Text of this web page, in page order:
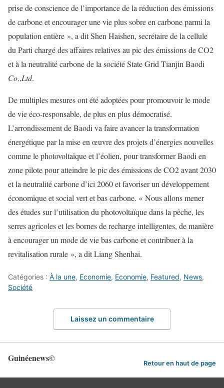
prise de conscience de l’importance de la réduction des émissions
de carbone et encourager une vie plus sobre en carbone parmi la
population entière », a dit Shen Haishen, secrétaire de la cellule
du Parti chargé des affaires relatives au pic des émissions de CO2
et à la neutralité carbone de la société State Grid Tianjin Baodi
Co.,Ltd.
De multiples mesures ont été adoptées pour promouvoir le mode
de vie éco-responsable, de plus en plus démocratisé.
L’arrondissement de Baodi va faire avancer la transformation
énergétique par la mise en œuvre des projets d’énergies nouvelles
comme le photovoltaïque et l’éolien, pour transformer Baodi en
zone pilote pour atteindre le pic des émissions de CO2 avant 2030
et la neutralité carbone d’ici 2060 et favoriser un développement
économique et social vert et bas carbone. « Nous allons mener
des études sur l’utilisation du photovoltaïque dans la pêche, les
serres agricoles et les bornes de recharge intelligentes, de manière
à encourager un mode de vie bas carbone et contribuer à la
revitalisation rurale », a dit Liang Shenhai.
Catégories : À la une, Economie, Economie, Featured, News,
Société
Laissez un commentaire
Guinéenews© Retour en haut de page